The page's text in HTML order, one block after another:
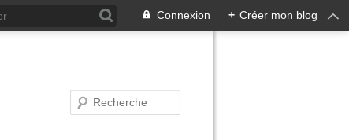
Connexion + Créer mon blog